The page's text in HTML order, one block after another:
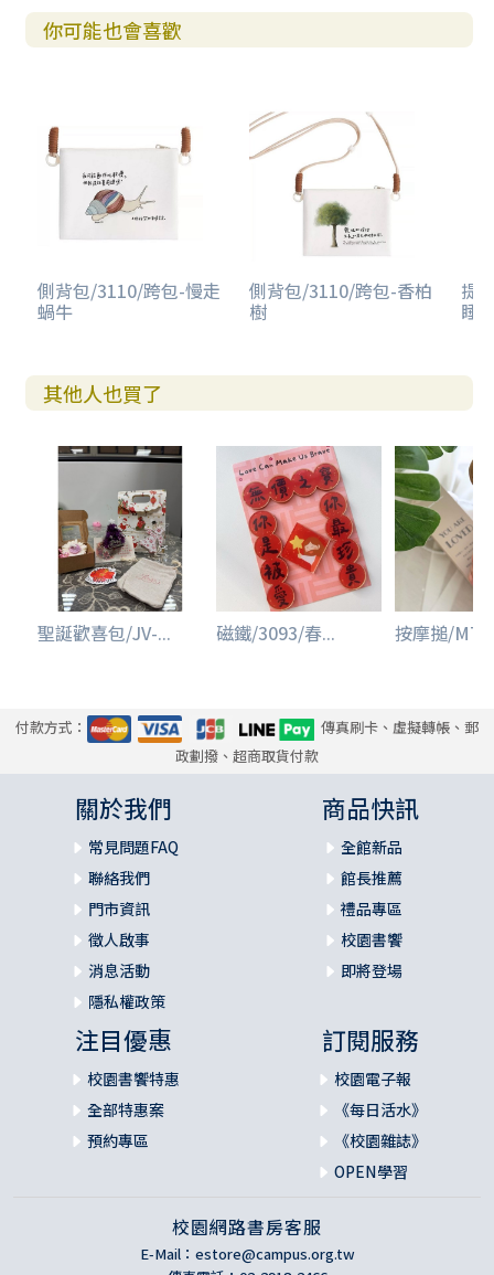
你可能也會喜歡
側背包/3110/跨包-慢走
蝸牛
側背包/3110/跨包-香柏
樹
提
睡
其他人也買了
聖誕歡喜包/JV-... 磁鐵/3093/春... 按摩搥/
付款方式：
傳真刷卡、虛擬轉帳、郵
政劃撥、超商取貨付款
關於我們
常見問題FAQ
聯絡我們
門市資訊
徵人啟事
消息活動
隱私權政策
商品快訊
全館新品
館長推薦
禮品專區
校園書饗
即將登場
注目優惠
校園書饗特惠
全部特惠案
預約專區
訂閱服務
校園電子報
《每日活水》
《校園雜誌》
OPEN學習
校園網路書房客服
E-Mail： estore@campus.org.tw